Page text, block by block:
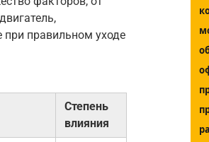
правильном уходе
Степень
влияния